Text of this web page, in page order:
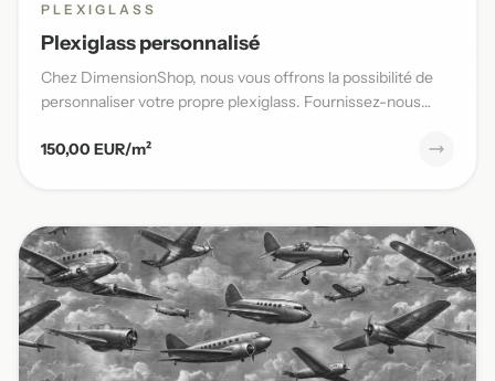
PLEXIGLASS
Plexiglass personnalisé
Chez DimensionShop, nous vous offrons la possibilité de
personnaliser votre propre plexiglass. Fournissez-nous
150,00 EUR/m²